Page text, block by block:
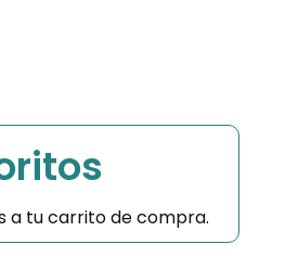
a tu carrito de compra.